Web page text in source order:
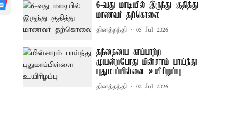
6-வது மாடியில் இருந்து குதித்து
மாணவர் தற்கொலை
தினத்தந்தி 05 Jul 2026
தந்தையை காப்பாற்ற
முயன்றபோது மின்சாரம் பாய்ந்து
புதுமாப்பிள்ளை உயிரிழப்பு
தினத்தந்தி 02 Jul 2026